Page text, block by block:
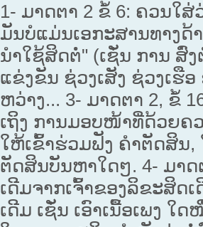
1- ມາດຕາ 2 ຂໍ້ 6: ຄວນໃ
ມັນບໍແມ່ນເອກະສານທາງດ້
ນໍາໃຊ້ສິດຕໍ່" (ເຊັ່ນ ການ ສົ່
ແຂ່ງຂັນ ຊ່ວງເສັງ ຊ່ວງເຮື
ຫວ່າງ... 3- ມາດຕາ 2, ຂໍ້
ເຖິງ ການມອບໜ້າທີ່ດ້ວຍ
ໃຫ້ເຂົ້າຮ່ວມຟັງ ຄຳຕັດສິນ
ຕັດສິນບັນຫາໃດໆ. 4- ມາດ
ເດີມຈາກເຈົ້າຂອງລິຂະສິດ
ເດີມ ເຊັ່ນ ເອົາເນື້ອເພງ